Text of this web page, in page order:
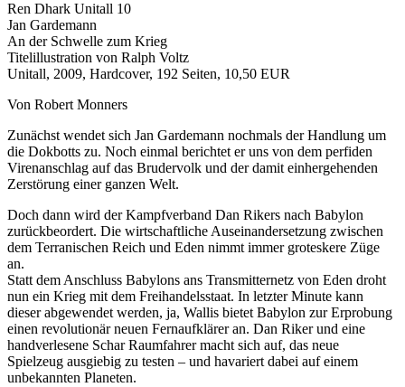
Ren Dhark Unitall 10
Jan Gardemann
An der Schwelle zum Krieg
Titelillustration von Ralph Voltz
Unitall, 2009, Hardcover, 192 Seiten, 10,50 EUR
Von Robert Monners
Zunächst wendet sich Jan Gardemann nochmals der Handlung um
die Dokbotts zu. Noch einmal berichtet er uns von dem perfiden
Virenanschlag auf das Brudervolk und der damit einhergehenden
Zerstörung einer ganzen Welt.
Doch dann wird der Kampfverband Dan Rikers nach Babylon
zurückbeordert. Die wirtschaftliche Auseinandersetzung zwischen
dem Terranischen Reich und Eden nimmt immer groteskere Züge
an.
Statt dem Anschluss Babylons ans Transmitternetz von Eden droht
nun ein Krieg mit dem Freihandelsstaat. In letzter Minute kann
dieser abgewendet werden, ja, Wallis bietet Babylon zur Erprobung
einen revolutionär neuen Fernaufklärer an. Dan Riker und eine
handverlesene Schar Raumfahrer macht sich auf, das neue
Spielzeug ausgiebig zu testen – und havariert dabei auf einem
unbekannten Planeten.